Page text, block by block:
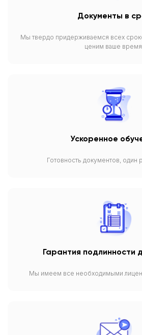
Документы в
Мы твердо придерживаемся всех
ценим ваше время.
Ускоренное
Готовность документов, один
Гарантия подлинности
Мы имеем все необходимыми